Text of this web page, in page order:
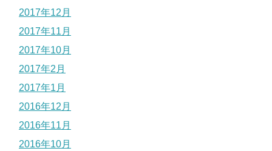
2017年12月
2017年11月
2017年10月
2017年2月
2017年1月
2016年12月
2016年11月
2016年10月